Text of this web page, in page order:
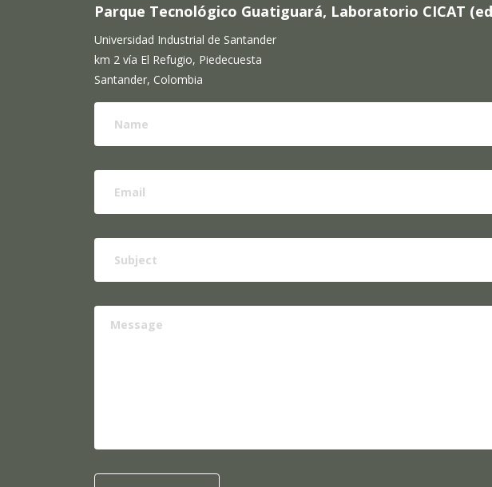
Parque Tecnológico Guatiguará, Laboratorio CICAT
Universidad Industrial de Santander
km 2 vía El Refugio, Piedecuesta
Santander, Colombia